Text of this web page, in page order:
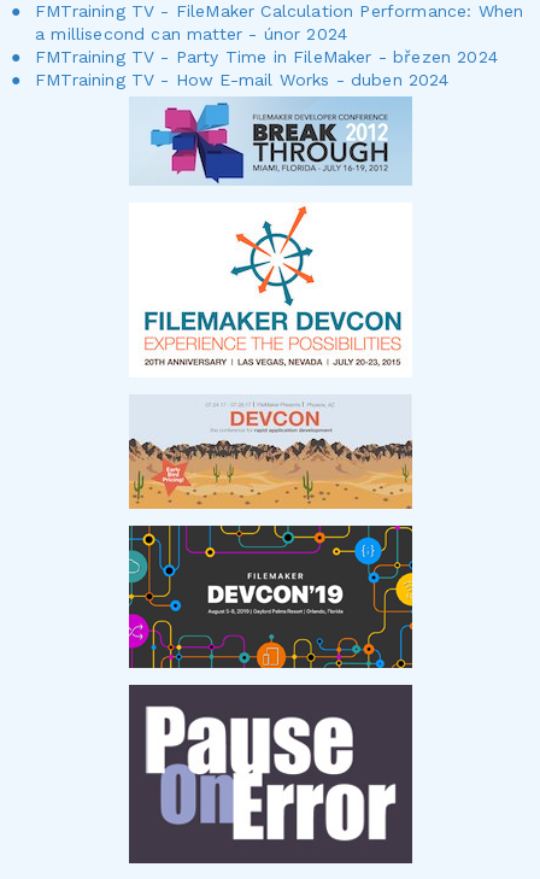
FMTraining TV - FileMaker Calculation Performance: When
a millisecond can matter - únor 2024
FMTraining TV - Party Time in FileMaker - březen 2024
FMTraining TV - How E-mail Works - duben 2024